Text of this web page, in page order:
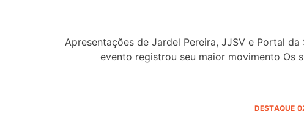
Apresentações de Jardel Pereira, JJSV e Portal
evento registrou seu maior movimento Os
DESTAQUE